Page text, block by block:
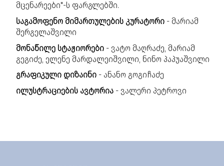
მცენარეები"-ს ფარგლებში.
საგამოფენო მიმართულების კურატორი - მარიამ
შერგელაშვილი
მონაწილე სტაჟიორები - ვატო მაღრაძე, მარიამ
გეგიძე, ელენე მარდალეიშვილი, ნინო პაპუაშვილი
გრაფიკული დიზაინი - ანანო გოგიჩაძე
ილუსტრაციების ავტორია - ვალერი პეტროვი